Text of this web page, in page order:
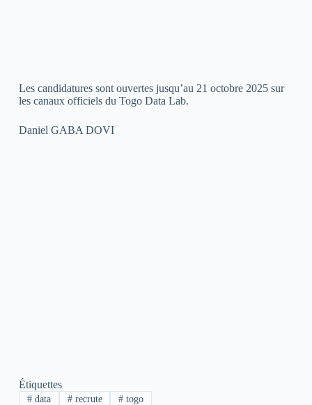
Les candidatures sont ouvertes jusqu’au 21 octobre 2025 sur
les canaux officiels du Togo Data Lab.
Daniel GABA DOVI
Étiquettes
#data #recrute # togo